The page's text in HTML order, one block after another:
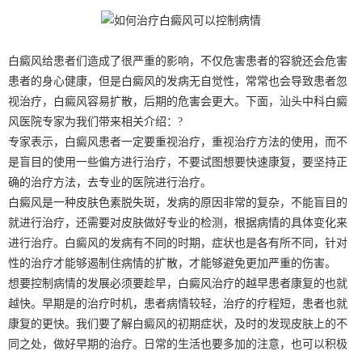
白癜风给患者们造成了很严重的影响，不仅危害患者的容貌还会危害
患者的身心健康，但是白癜风的发病无自觉性，常常也会导致患者忽
视治疗，白癜风容易扩散，后期的危害会更大。下面，汕头中科白癜
风医院专家为我们带来相关介绍：?
专家表示，白癜风患者一定要重视治疗，重视治疗方法的使用，而不
是盲目的使用一些偏方进行治疗，不要试图想要快速康复，要坚持正
确的治疗方法，去专业的医院进行治疗。
白癜风是一种皮肤色素脱失斑，发病的原因非常的复杂，不能盲目的
就进行治疗，还需要对皮肤做好专业的检测，根据病情的具体变化来
进行治疗。白癜风的发病有不同的时期，症状也是各有所不同，针对
性的治疗才能够遏制住病情的扩散，才能够避免更加严重的伤害。
想要控制病情的发展必须要趁早，白癜风治疗的越早患者康复的也就
越快。早期是的治疗时机，患者病情较轻，治疗的疗程短，患者也就
康复的更快。我们要了解白癜风的初期症状，及时的发现皮肤上的不
同之处，做好早期的治疗。日常的生活也要多加的注意，也可以积极